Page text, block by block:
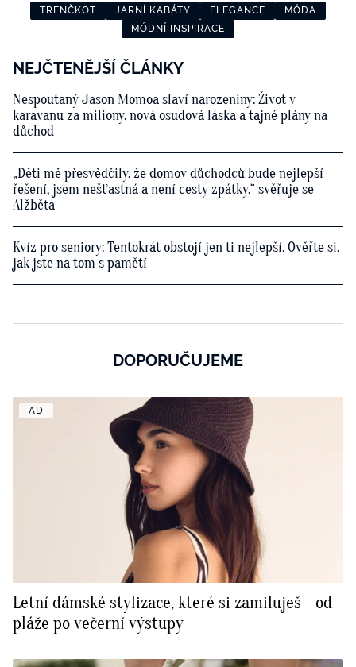
TRENČKOT JARNÍ KABÁTY ELEGANCE
MÓDA
MÓDNÍ INSPIRACE
NEJČTENĚJŠÍ ČLÁNKY
Nespoutaný Jason Momoa slaví narozeniny: Život v
karavanu za miliony, nová osudová láska a tajné plány na
důchod
„Děti mě přesvědčily, že domov důchodců bude nejlepší
řešení, jsem nešťastná a není cesty zpátky,“ svěřuje se
Alžběta
Kvíz pro seniory: Tentokrát obstojí jen ti nejlepší. Ověřte si,
jak jste na tom s pamětí
DOPORUČUJEME
AD
Letní dámské stylizace, které si zamiluješ - od
pláže po večerní výstupy